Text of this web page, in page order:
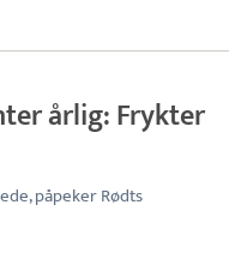
årlig: Frykter
påpeker Rødts